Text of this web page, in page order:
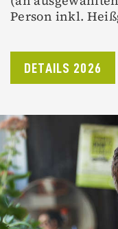
Person inkl.
DETAILS 2026